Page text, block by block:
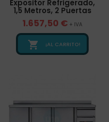
Expositor Refrigerado,
1,5 Metros, 2 Puertas
1.657,50 € + IVA
 ¡AL CARRITO!